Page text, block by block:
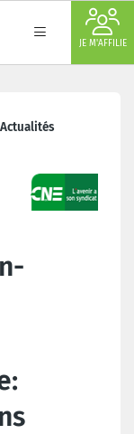
JE M'AFFILIE
Actualités